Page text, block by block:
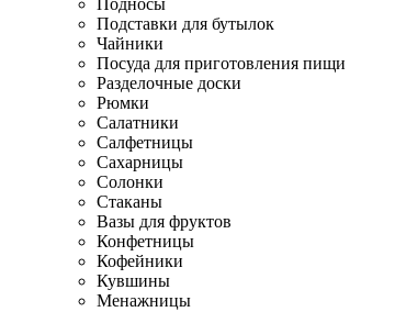
Подносы
Подставки для бутылок
Чайники
Посуда для приготовления пищи
Разделочные доски
Рюмки
Салатники
Салфетницы
Сахарницы
Солонки
Стаканы
Вазы для фруктов
Конфетницы
Кофейники
Кувшины
Менажницы